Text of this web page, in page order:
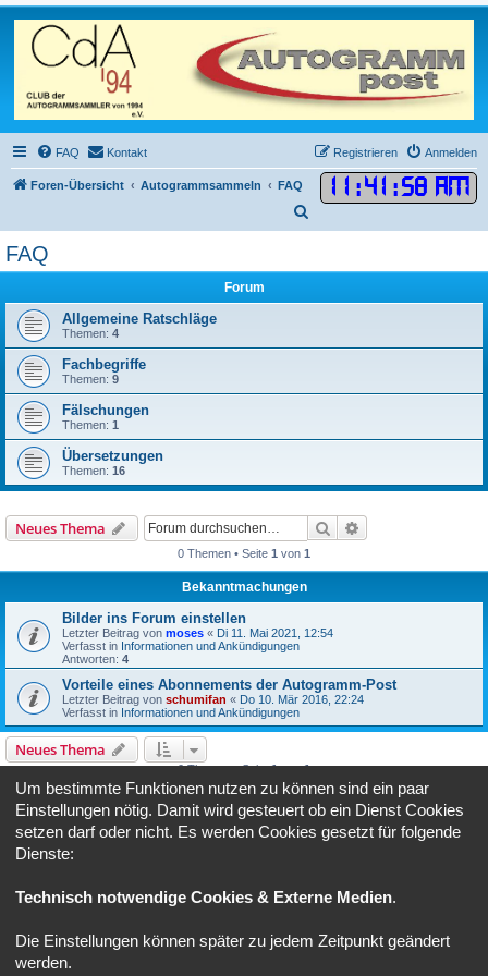
FAQ Kontakt Anmelden
Registrieren
Foren-Übersicht Autogrammsammeln FAQ 11 :41 :58 AM
FAQ
Forum
Allgemeine Ratschläge
Themen: 4
Fachbegriffe
Themen: 9
Fälschungen
Themen: 1
Übersetzungen
Themen: 16
Neues Thema Suche
0 Themen • Seite 1 von 1
Bekanntmachungen
Bilder ins Forum einstellen
Letzter Beitrag von moses « Di 11. Mai 2021, 12:54
Verfasst in Informationen und Ankündigungen
Antworten: 4
Vorteile eines Abonnements der Autogramm-Post
Letzter Beitrag von schumifan « Do 10. Mär 2016, 22:24
Verfasst in Informationen und Ankündigungen
Neues Thema
0 Themen • Seite1von1
Gehe zu
BERECHTIGUNGEN IN DIESEM FORUM
Du darfst deine Beiträge in diesem Forumnicht ändern.
Foren-Übersicht Alle Zeiten sindUTC+02:00
Um bestimmte Funktionen nutzen zu können sind ein paar
Einstellungen nötig. Damit wird gesteuert ob ein Dienst Cookies
setzen darf oder nicht. Es werden Cookies gesetzt für folgende
Dienste:
Technisch notwendige Cookies & Externe Medien.
Die Einstellungen können später zu jedem Zeitpunkt geändert
werden.